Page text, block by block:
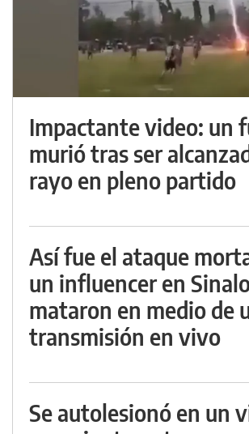
Impactante video: un
murió tras ser
rayo en pleno partido
Así fue el ataque
un influencer en
mataron en medio de
transmisión en vivo
Se autolesionó en un